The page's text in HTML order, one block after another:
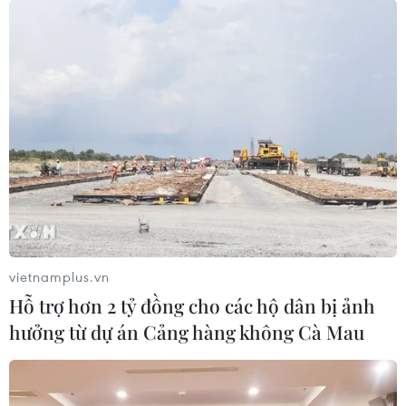
Lãnh đạo các nước kêu gọi loại bỏ dần
nhiên liệu hóa thạch
19/05/2023 13:07
Lãnh đạo các nước ngoài G7 cũng cho rằng các nước
công nghiệp phát triển cần hỗ trợ những nỗ lực nhằm
xây dựng các mục tiêu toàn cầu mới để thúc đẩy năng
vietnamplus.vn
Hỗ trợ hơn 2 tỷ đồng cho các hộ dân bị ảnh
hưởng từ dự án Cảng hàng không Cà Mau